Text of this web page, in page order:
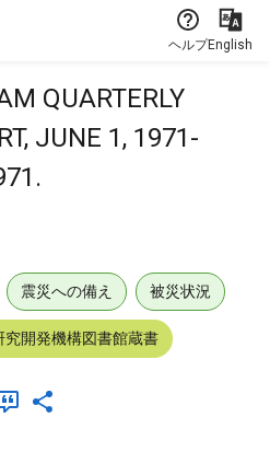
ヘルプEnglish
QUARTERLY
JUNE 1, 1971-
震災への備え 被災状況
究開発機構図書館蔵書